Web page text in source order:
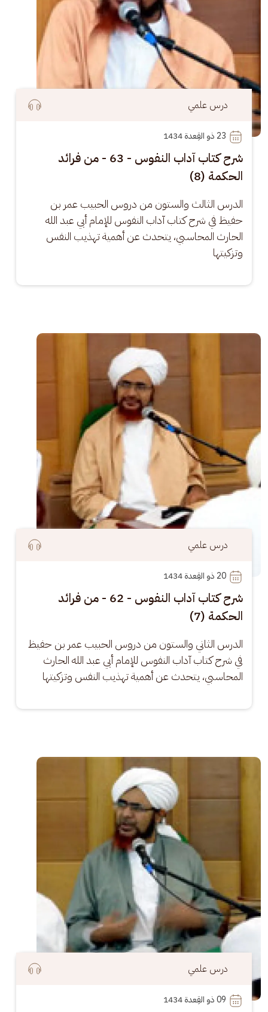
درس علمي
23
شرح كتاب آداب النفوس - 63 - من فرائد
الحكمة (8)
الدرس الثالث والستون من دروس الحبيب عمر بن
حفيظ في شرح كتاب آداب النفوس للإمام أبي عبد الله
الحارث المحاسبي، يتحدث عن أهمية تهذيب النفس
وتزكيتها
الصورة
درس علمي
20
شرح كتاب آداب النفوس - 62 - من فرائد
الحكمة (7)
الدرس الثاني والستون من دروس الحبيب عمر بن حفيظ
في شرح كتاب آداب النفوس للإمام أبي عبد الله الحارث
المحاسبي، يتحدث عن أهمية تهذيب النفس وتزكيتها
الصورة
درس علمي
09